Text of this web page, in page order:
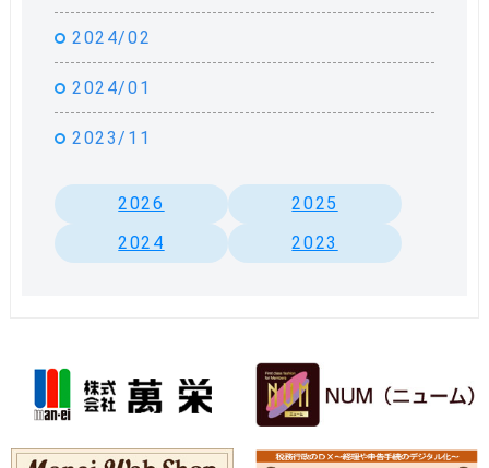
2024/02
2024/01
2023/11
2026
2025
2024
2023